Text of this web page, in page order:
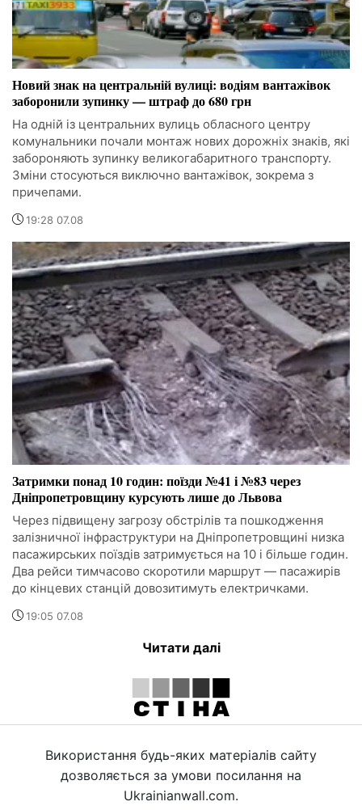
Новий знак на центральній вулиці: водіям вантажівок
заборонили зупинку — штраф до 680 грн
На одній із центральних вулиць обласного центру
комунальники почали монтаж нових дорожніх знаків, які
забороняють зупинку великогабаритного транспорту.
Зміни стосуються виключно вантажівок, зокрема з
причепами.
19:28 07.08
Затримки понад 10 годин: поїзди №41 і №83 через
Дніпропетровщину курсують лише до Львова
Через підвищену загрозу обстрілів та пошкодження
залізничної інфраструктури на Дніпропетровщині низка
пасажирських поїздів затримується на 10 і більше годин.
Два рейси тимчасово скоротили маршрут — пасажирів
до кінцевих станцій довозитимуть електричками.
19:05 07.08
Читати далі
Використання будь-яких матеріалів сайту
дозволяється за умови посилання на
Ukrainianwall.com.